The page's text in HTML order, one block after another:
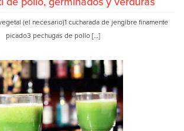
(el necesario)1 cucharada de jengibre finamente
picado3 pechugas de pollo […]